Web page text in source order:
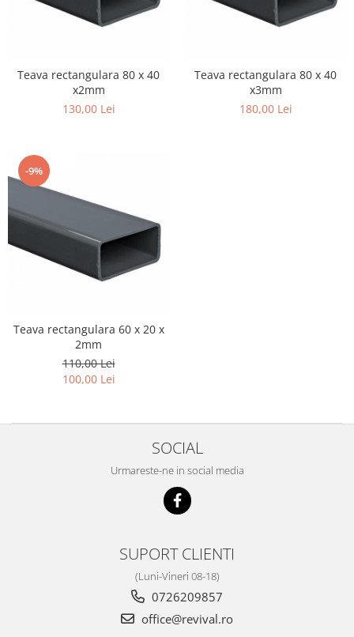
Teava rectangulara 80 x 40
x2mm
130,00 Lei
Teava rectangulara 80 x 40
x3mm
180,00 Lei
-9%
Teava rectangulara 60 x 20 x
2mm
110,00 Lei
100,00 Lei
SOCIAL
Urmareste-ne in social media
SUPORT CLIENTI
(Luni-Vineri 08-18)
0726209857
office@revival.ro